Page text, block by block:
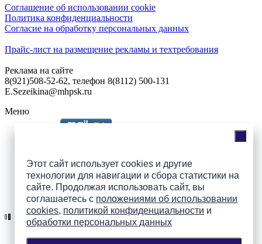
Этот сайт использует cookies и другие
технологии для навигации и сбора статистики на
сайте. Продолжая использовать сайт, вы
соглашаетесь с положениями об использовании
cookies, политикой конфиденциальности и
обработки персональных данных
Соглашение об использовании cookie
Политика конфиденциальности
Согласие на обработку персональных данных
Прайс-лист на размещение рекламы и техтребования
Реклама на сайте
8(921)508-52-62, телефон 8(8112) 500-131
E.Sezeikina@mhpsk.ru
Меню
Подпишись на группы
ПАИ в соцсетях!